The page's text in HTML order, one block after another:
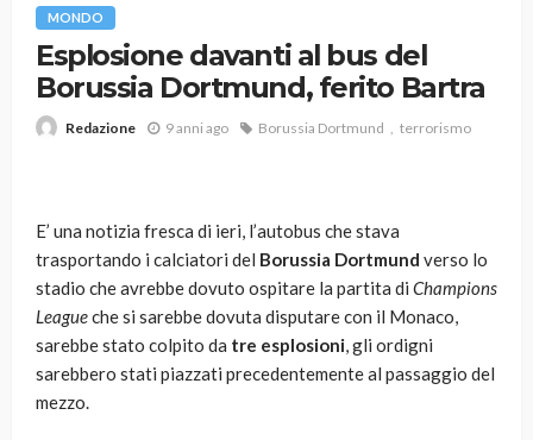
MONDO
Esplosione davanti al bus del
Borussia Dortmund, ferito Bartra
Redazione 9 anni ago Borussia Dortmund terrorismo
E’ una notizia fresca di ieri, l’autobus che stava
trasportando i calciatori del Borussia Dortmund verso lo
stadio che avrebbe dovuto ospitare la partita di Champions
Leagueche si sarebbe dovuta disputare con il Monaco,
sarebbe stato colpito da tre esplosioni, gli ordigni
sarebbero stati piazzati precedentemente al passaggio del
mezzo.